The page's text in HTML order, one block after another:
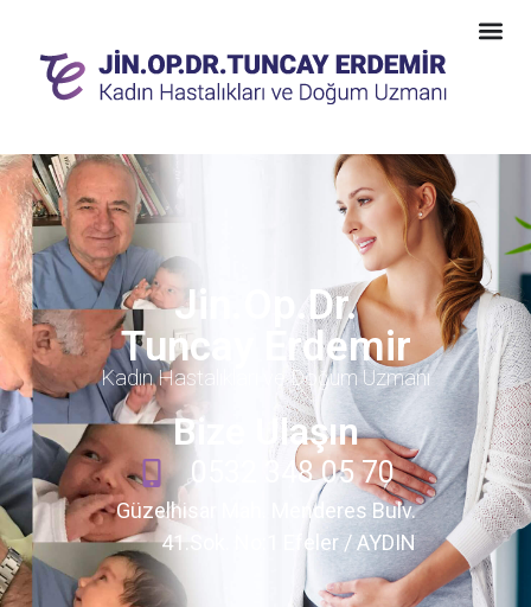
Jin.Op.Dr.
Tuncay Erdemir
Kadın Hastalıkları ve Doğum Uzmanı
Bize Ulaşın
0532 348 05 70
Güzelhisar Mah. Menderes Bulv.
41.Sok. No:1 Efeler / AYDIN